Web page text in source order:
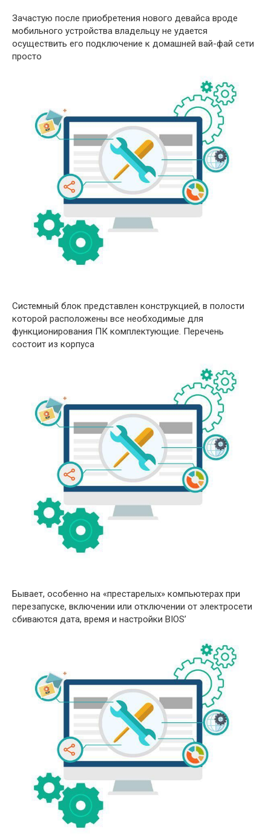
Зачастую после приобретения нового девайса вроде
мобильного устройства владельцу не удается
осуществить его подключение к домашней вай-фай сети
просто
Системный блок представлен конструкцией, в полости
которой расположены все необходимые для
функционирования ПК комплектующие. Перечень
состоит из корпуса
Бывает, особенно на «престарелых» компьютерах при
перезапуске, включении или отключении от электросети
сбиваются дата, время и настройки BIOS’